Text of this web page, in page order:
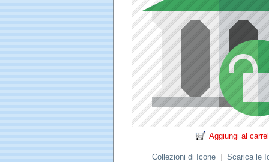
Aggiungi al
Collezioni di Icone Scarica le